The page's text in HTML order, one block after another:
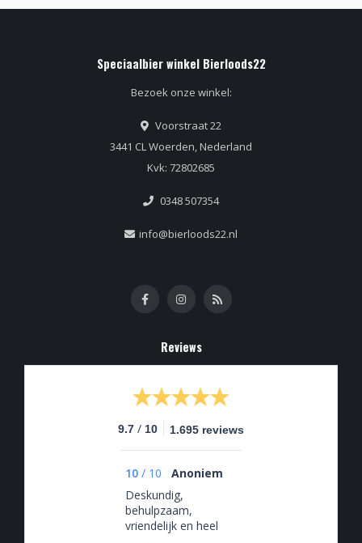
Speciaalbier winkel Bierloods22
Bezoek onze winkel:
Voorstraat 22
3441 CL Woerden, Nederland
Kvk: 72802685
0348 507354
info@bierloods22.nl
Reviews
9.7 / 10 1.695 reviews
10 / 10
Anoniem
Deskundig,
behulpzaam,
vriendelijk en heel